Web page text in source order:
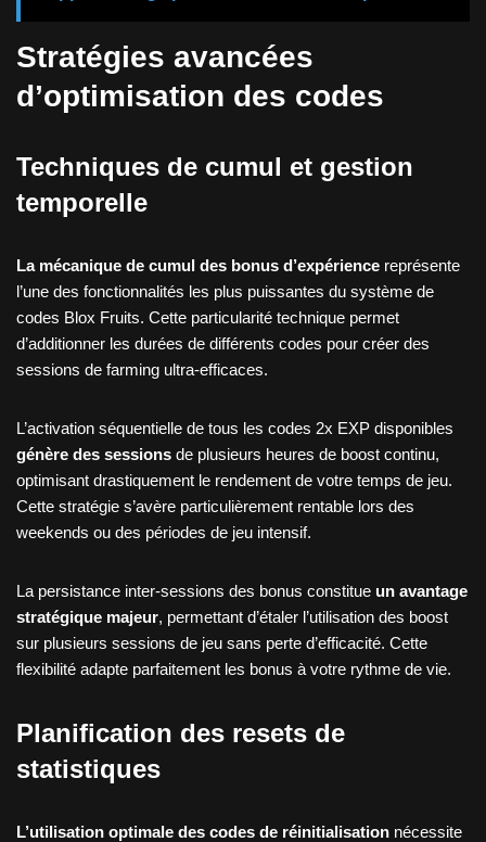
Stratégies avancées
d’optimisation des codes
Techniques de cumul et gestion
temporelle
La mécanique de cumul des bonus d’expérience représente
l’une des fonctionnalités les plus puissantes du système de
codes Blox Fruits. Cette particularité technique permet
d’additionner les durées de différents codes pour créer des
sessions de farming ultra-efficaces.
L’activation séquentielle de tous les codes 2x EXP disponibles
génère des sessions de plusieurs heures de boost continu,
optimisant drastiquement le rendement de votre temps de jeu.
Cette stratégie s’avère particulièrement rentable lors des
weekends ou des périodes de jeu intensif.
La persistance inter-sessions des bonus constitue un avantage
stratégique majeur, permettant d’étaler l’utilisation des boost
sur plusieurs sessions de jeu sans perte d’efficacité. Cette
flexibilité adapte parfaitement les bonus à votre rythme de vie.
Planification des resets de
statistiques
L’utilisation optimale des codes de réinitialisation nécessite